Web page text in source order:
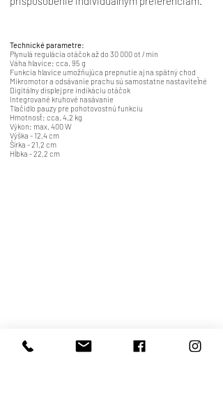
Technické parametre:
Plynulá regulácia otáčok až do 30 000 ot / min
Váha hlavice: cca. 95 g
Funkcia hlavice umožňujúca prepnutie aj na spätný chod
Mikromotor a odsávanie prachu sú samostatne nastaviteľné
Digitálny displej pre indikáciu otáčok
Integrované kruhové nasávanie
Tlačidlo pauzy pre pohotovostnú funkciu
Hmotnosť: cca. 4,2 kg
Výkon: max. 400 W
Výška - 12,4 cm
Šírka - 21,2 cm
Hĺbka - 22,2 cm